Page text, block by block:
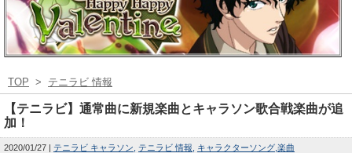
TOP > テニラビ 情報
【テニラビ】通常曲に新規楽曲とキャラソン歌合戦楽曲が追
加！
2020/01/27 テニラビ キャラソン テニラビ 情報 キャラクターソング 楽曲